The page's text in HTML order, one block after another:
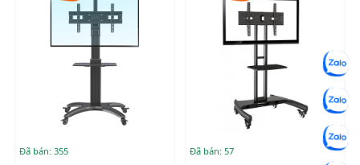
Đã bán: 355 Đã bán: 57